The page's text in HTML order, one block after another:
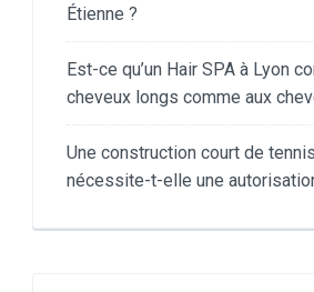
Étienne ?
Est-ce qu’un Hair SPA à Lyon
cheveux longs comme aux
Une construction court de
nécessite-t-elle une